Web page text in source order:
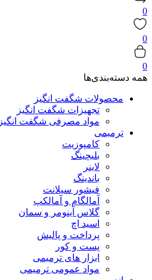
0
0
0
همه دسته‌بندی‌ها
محصولات شگفت انگیز
تجهیزات شگفت انگیز
مواد مصرفی شگفت انگیز
ترمیمی
کامپوزیت
بلیچینگ
لاینر
باندینگ
فیشور سیلانت
آمالگام و آمالکپ
گلاس آینومر و سمان
اسید اچ
پرداخت و پالیش
پست و کور
ابزار های ترمیمی
مواد عمومی ترمیمی